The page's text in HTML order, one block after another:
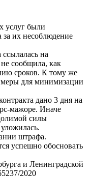
услуг были
за их несоблюдение
на
сообщила, как
сроков. К тому же
меры для минимизации
дано 3 дня на
мажоре. Иначе
силы
штрафа.
успешно обосновать
и Ленинградской
2020